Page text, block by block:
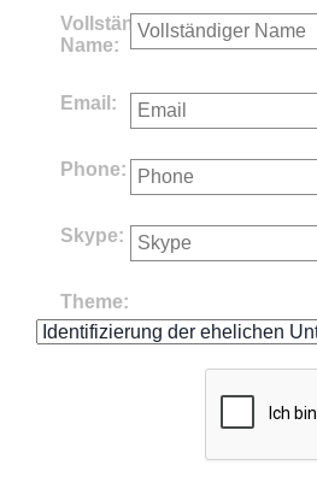
Vollständiger
Name:
Email:
Phone:
Skype:
Theme: